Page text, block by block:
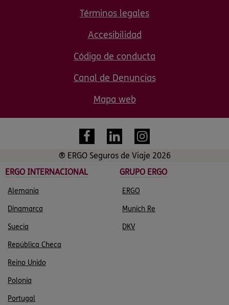
Términos legales
Accesibilidad
Código de conducta
Canal de Denuncias
Mapa web
® ERGO Seguros de Viaje 2026
ERGO INTERNACIONAL
GRUPO ERGO
Alemania ERGO
Dinamarca Munich Re
Suecia DKV
República Checa
Reino Unido
Polonia
Portugal